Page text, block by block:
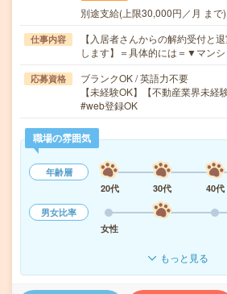
別途支給(上限30,000円／月 まで)
仕事内容
【入居者さんからの解約受付と
します】＝具体的には＝▼マン
応募資格
ブランクOK / 英語力不要
【未経験OK】【不動産業界未経
#web登録OK
職場の雰囲気
年齢層
20代
30代 40代
男女比率
女性
もっと見る